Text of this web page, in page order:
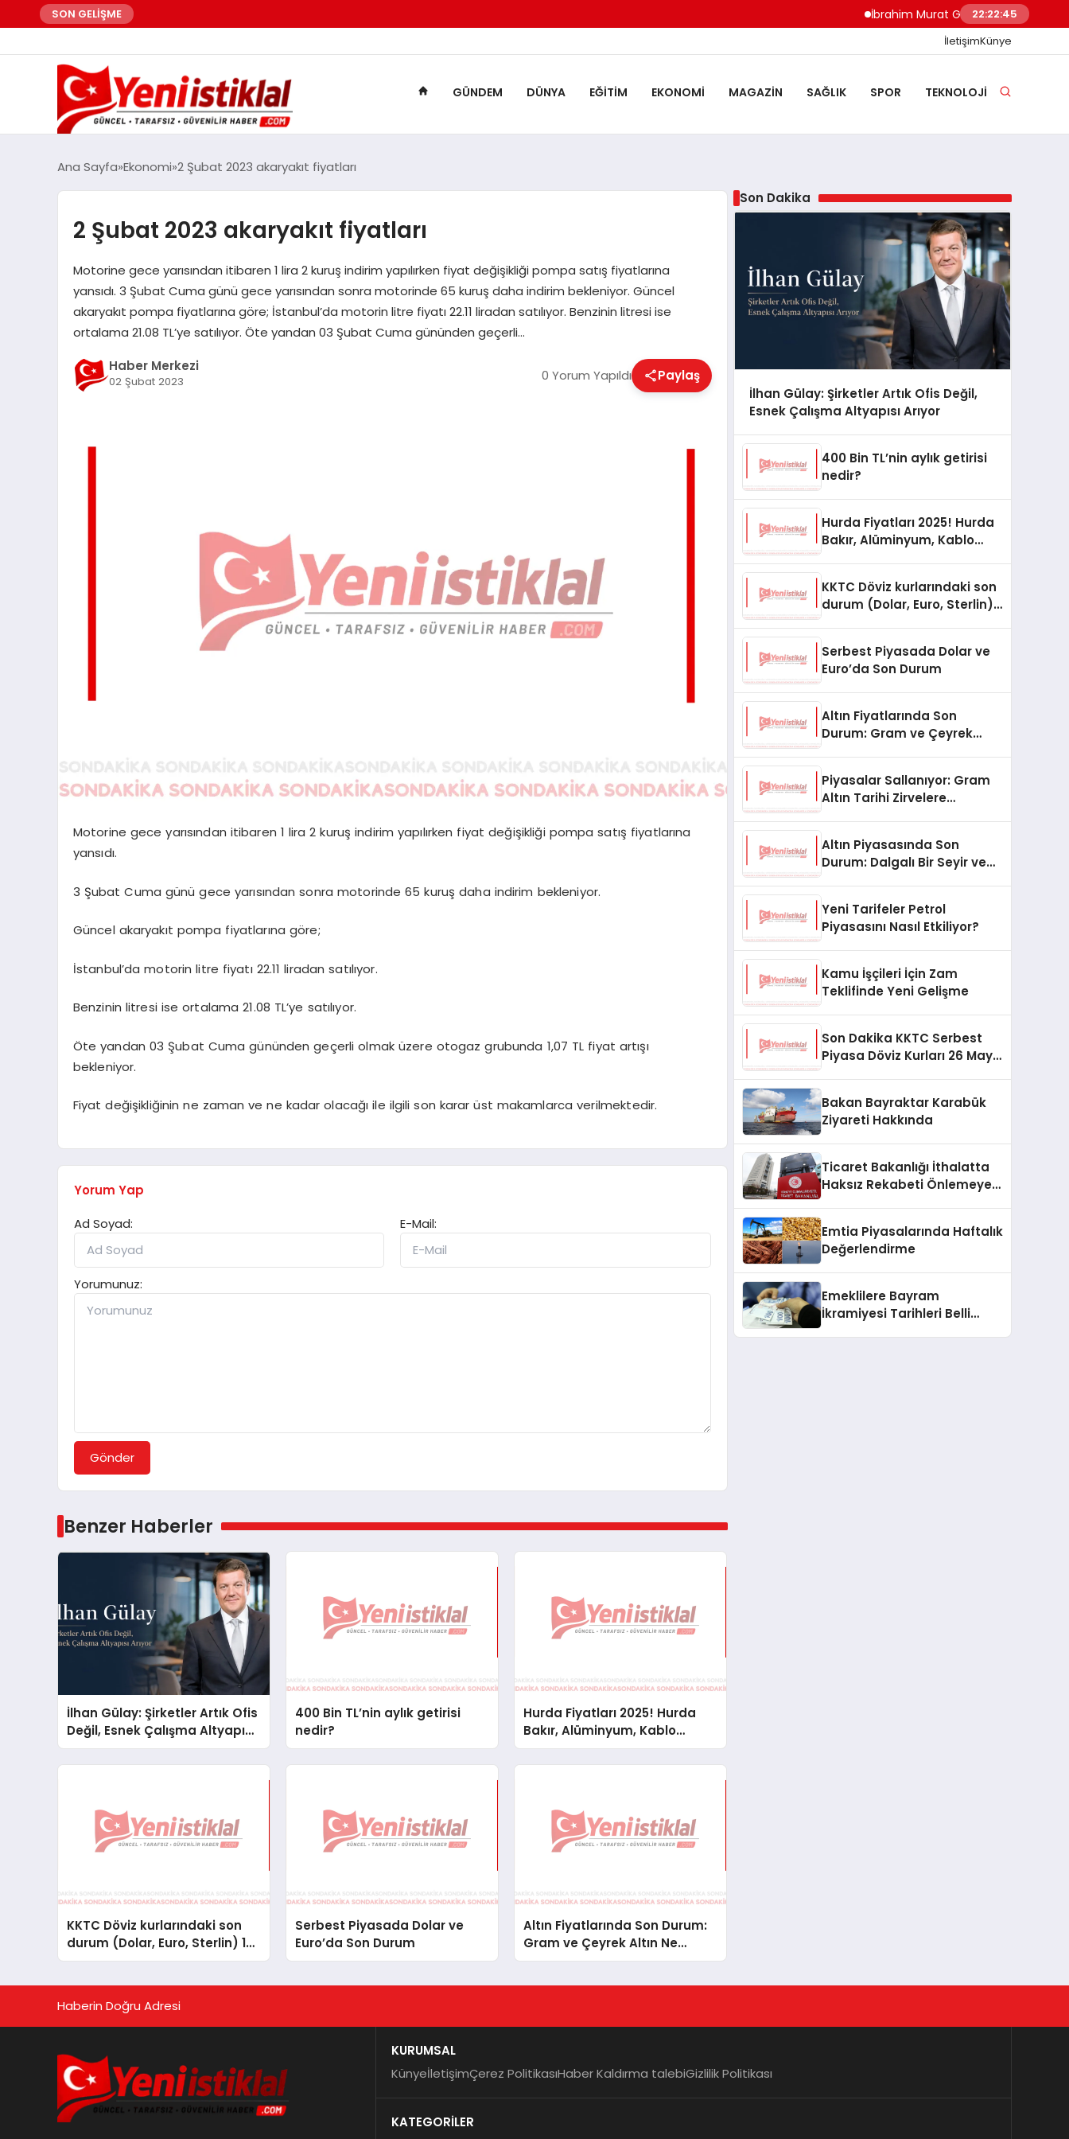
SON GELİŞME İbrahim Murat Gündüz: Malgaç’tan
22:22:46
İletişimKünye
GÜNDEM DÜNYA EĞITIM EKONOMI MAGAZIN SAĞLIK SPOR TEKNOLOJI
Ana Sayfa Ekonomi 2 Şubat 2023 akaryakıt fiyatları
2 Şubat 2023 akaryakıt fiyatları
Motorine gece yarısından itibaren 1 lira 2 kuruş indirim yapılırken fiyat değişikliği pompa satış fiyatlarına
yansıdı. 3 Şubat Cuma günü gece yarısından sonra motorinde 65 kuruş daha indirim bekleniyor. Güncel
akaryakıt pompa fiyatlarına göre; İstanbul’da motorin litre fiyatı 22.11 liradan satılıyor. Benzinin litresi ise
ortalama 21.08 TL’ye satılıyor. Öte yandan 03 Şubat Cuma gününden geçerli…
Haber Merkezi
02 Şubat 2023 0 Yorum Yapıldı Paylaş
Motorine gece yarısından itibaren 1 lira 2 kuruş indirim yapılırken fiyat değişikliği pompa satış fiyatlarına
yansıdı.
3 Şubat Cuma günü gece yarısından sonra motorinde 65 kuruş daha indirim bekleniyor.
Güncel akaryakıt pompa fiyatlarına göre;
İstanbul’da motorin litre fiyatı 22.11 liradan satılıyor.
Benzinin litresi ise ortalama 21.08 TL’ye satılıyor.
Öte yandan 03 Şubat Cuma gününden geçerli olmak üzere otogaz grubunda 1,07 TL fiyat artışı
bekleniyor.
Fiyat değişikliğinin ne zaman ve ne kadar olacağı ile ilgili son karar üst makamlarca verilmektedir.
Yorum Yap
Ad Soyad:
E-Mail:
Yorumunuz:
Gönder
Benzer Haberler
İlhan Gülay: Şirketler Artık Ofis
Değil, Esnek Çalışma Altyapısı
Arıyor
400 Bin TL’nin aylık getirisi
nedir?
Hurda Fiyatları 2025! Hurda
Bakır, Alüminyum, Kablo
Fiyatları
KKTC Döviz kurlarındaki son
durum (Dolar, Euro, Sterlin) 15
Ekim 2025
Serbest Piyasada Dolar ve
Euro’da Son Durum
Altın Fiyatlarında Son Durum:
Gram ve Çeyrek Altın Ne
Kadar Oldu?
Son Dakika
İlhan Gülay: Şirketler Artık Ofis Değil,
Esnek Çalışma Altyapısı Arıyor
400 Bin TL’nin aylık getirisi
nedir?
Hurda Fiyatları 2025! Hurda
Bakır, Alüminyum, Kablo
KKTC Döviz kurlarındaki son
durum (Dolar, Euro, Sterlin)
Serbest Piyasada Dolar ve
Euro’da Son Durum
Altın Fiyatlarında Son
Durum: Gram ve Çeyrek
Piyasalar Sallanıyor: Gram
Altın Tarihi Zirvelere
Altın Piyasasında Son
Durum: Dalgalı Bir Seyir ve
Yeni Tarifeler Petrol
Piyasasını Nasıl Etkiliyor?
Kamu İşçileri İçin Zam
Teklifinde Yeni Gelişme
Son Dakika KKTC Serbest
Piyasa Döviz Kurları 26 Mayıs
Bakan Bayraktar Karabük
Ziyareti Hakkında
Ticaret Bakanlığı İthalatta
Haksız Rekabeti Önlemeye
Emtia Piyasalarında Haftalık
Değerlendirme
Emeklilere Bayram
İkramiyesi Tarihleri Belli
Haberin Doğru Adresi
KURUMSAL
KünyeİletişimÇerez PolitikasıHaber Kaldırma talebiGizlilik Politikası
KATEGORİLER